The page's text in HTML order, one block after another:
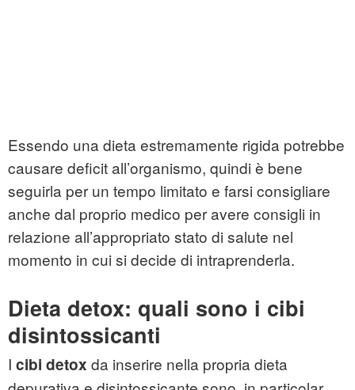
Essendo una dieta estremamente rigida potrebbe
causare deficit all’organismo, quindi è bene
seguirla per un tempo limitato e farsi consigliare
anche dal proprio medico per avere consigli in
relazione all’appropriato stato di salute nel
momento in cui si decide di intraprenderla.
Dieta detox: quali sono i cibi
disintossicanti
I cibi detox da inserire nella propria dieta